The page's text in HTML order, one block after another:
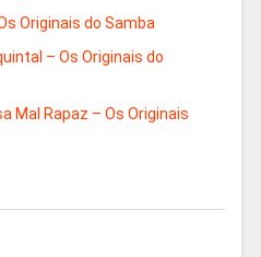
Originais do Samba
– Os Originais do
Mal Rapaz – Os Originais